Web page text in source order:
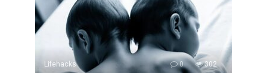
Lifehacks 0 302